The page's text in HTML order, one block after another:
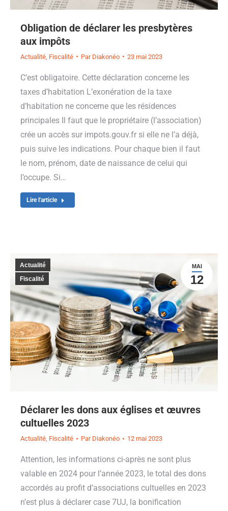
Obligation de déclarer les presbytères
aux impôts
Actualité Fiscalité Par Diakonéo 23 mai 2023
C’est obligatoire. Cette déclaration concerne les
taxes d’habitation L’exonération de la taxe
d’habitation ne concerne que les résidences
principales Il faut que le propriétaire (l’association)
crée un accès sur impots.gouv.fr si elle ne l’a déjà,
puis suive les indications. Pour chaque bien il faut
le nom, prénom, date de naissance de celui qui
l’occupe. Si…
Lire l'article
MAI
12
Actualité
Fiscalité
Déclarer les dons aux églises et œuvres
cultuelles 2023
Actualité, Fiscalité Par Diakonéo 12 mai 2023
Attention, les informations ci-après ne sont plus
valable en 2024 pour l’année 2023, le total des dons
accordés au profit d’associations cultuelles en 2023
n’est plus à déclarer case 7UJ, la bonification